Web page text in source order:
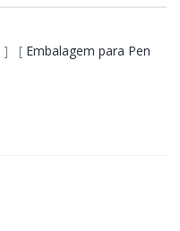
] [ Embalagem para Pen